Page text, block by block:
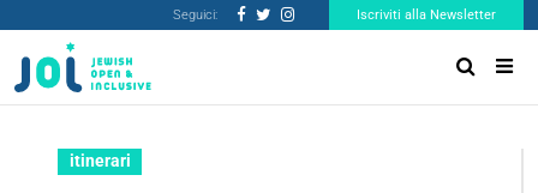
Seguici: Iscriviti alla Newsletter
itinerari